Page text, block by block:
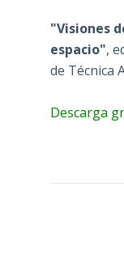
"Visiones
espacio",
de Técnica
Descarga